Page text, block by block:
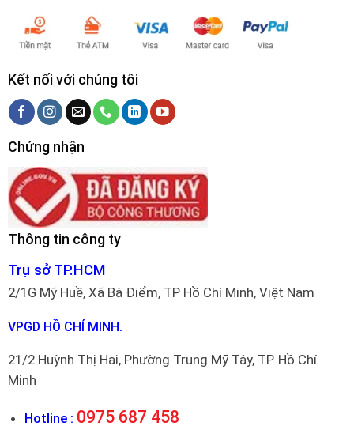
Kết nối với chúng tôi
Chứng nhận
Thông tin công ty
Trụ sở TP.HCM
2/1G Mỹ Huề, Xã Bà Điểm, TP Hồ Chí Minh, Việt Nam
VPGD HỒ CHÍ MINH.
21/2 Huỳnh Thị Hai, Phường Trung Mỹ Tây, TP. Hồ Chí
Minh
Hotline : 0975 687 458